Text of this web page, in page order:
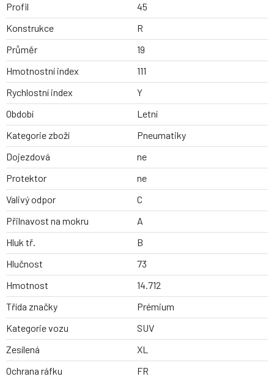
Profil
45
Konstrukce
R
Průměr
19
Hmotnostní index
111
Rychlostní index
Y
Období
Letní
Kategorie zboží
Pneumatiky
Dojezdová
ne
Protektor
ne
Valivý odpor
C
Přilnavost na mokru
A
Hluk tř.
B
Hlučnost
73
Hmotnost
14.712
Třída značky
Prémium
Kategorie vozu
SUV
Zesílená
XL
Ochrana ráfku
FR